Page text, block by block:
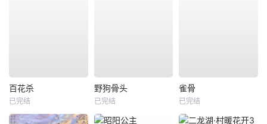
百花杀
已完结
野狗骨头
已完结
雀骨
已完结